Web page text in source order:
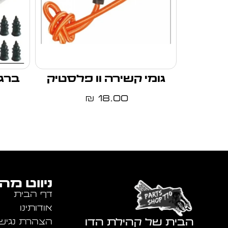
גומי קשירה וו פלסטיק
18.00
₪
הבית של קהילת הדו
ניווט
דף הבית
אודותינו
הצהרת